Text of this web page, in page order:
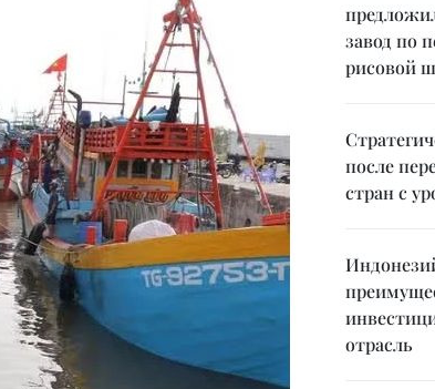
завод по
рисовой
после
стран с
отрасль